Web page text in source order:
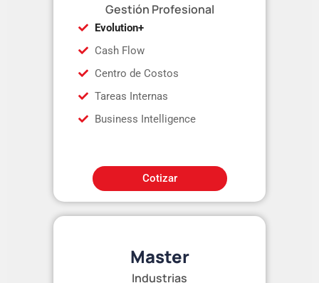
Gestión Profesional
Evolution+
Cash Flow
Centro de Costos
Tareas Internas
Business Intelligence
Cotizar
Master
Industrias